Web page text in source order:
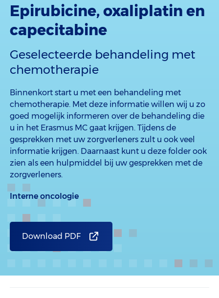
Epirubicine, oxaliplatin en
capecitabine
Geselecteerde behandeling met
chemotherapie
Binnenkort start u met een behandeling met
chemotherapie. Met deze informatie willen wij u zo
goed mogelijk informeren over de behandeling die
u in het Erasmus MC gaat krijgen. Tijdens de
gesprekken met uw zorgverleners zult u ook veel
informatie krijgen. Daarnaast kunt u deze folder ook
zien als een hulpmiddel bij uw gesprekken met de
zorgverleners.
Interne oncologie
Download PDF